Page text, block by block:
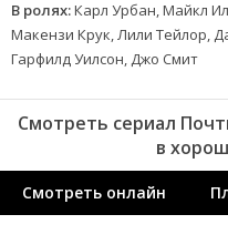
В ролях:Карл Урбан, Майкл
Макензи Крук, Лили Тейлор,
Гарфилд Уилсон, Джо Смит
Смотреть сериал
в
Смотреть онлайн